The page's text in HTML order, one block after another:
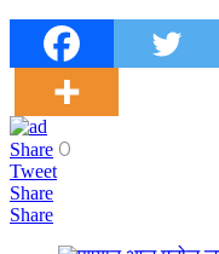
Share 0
Tweet
Share
Share